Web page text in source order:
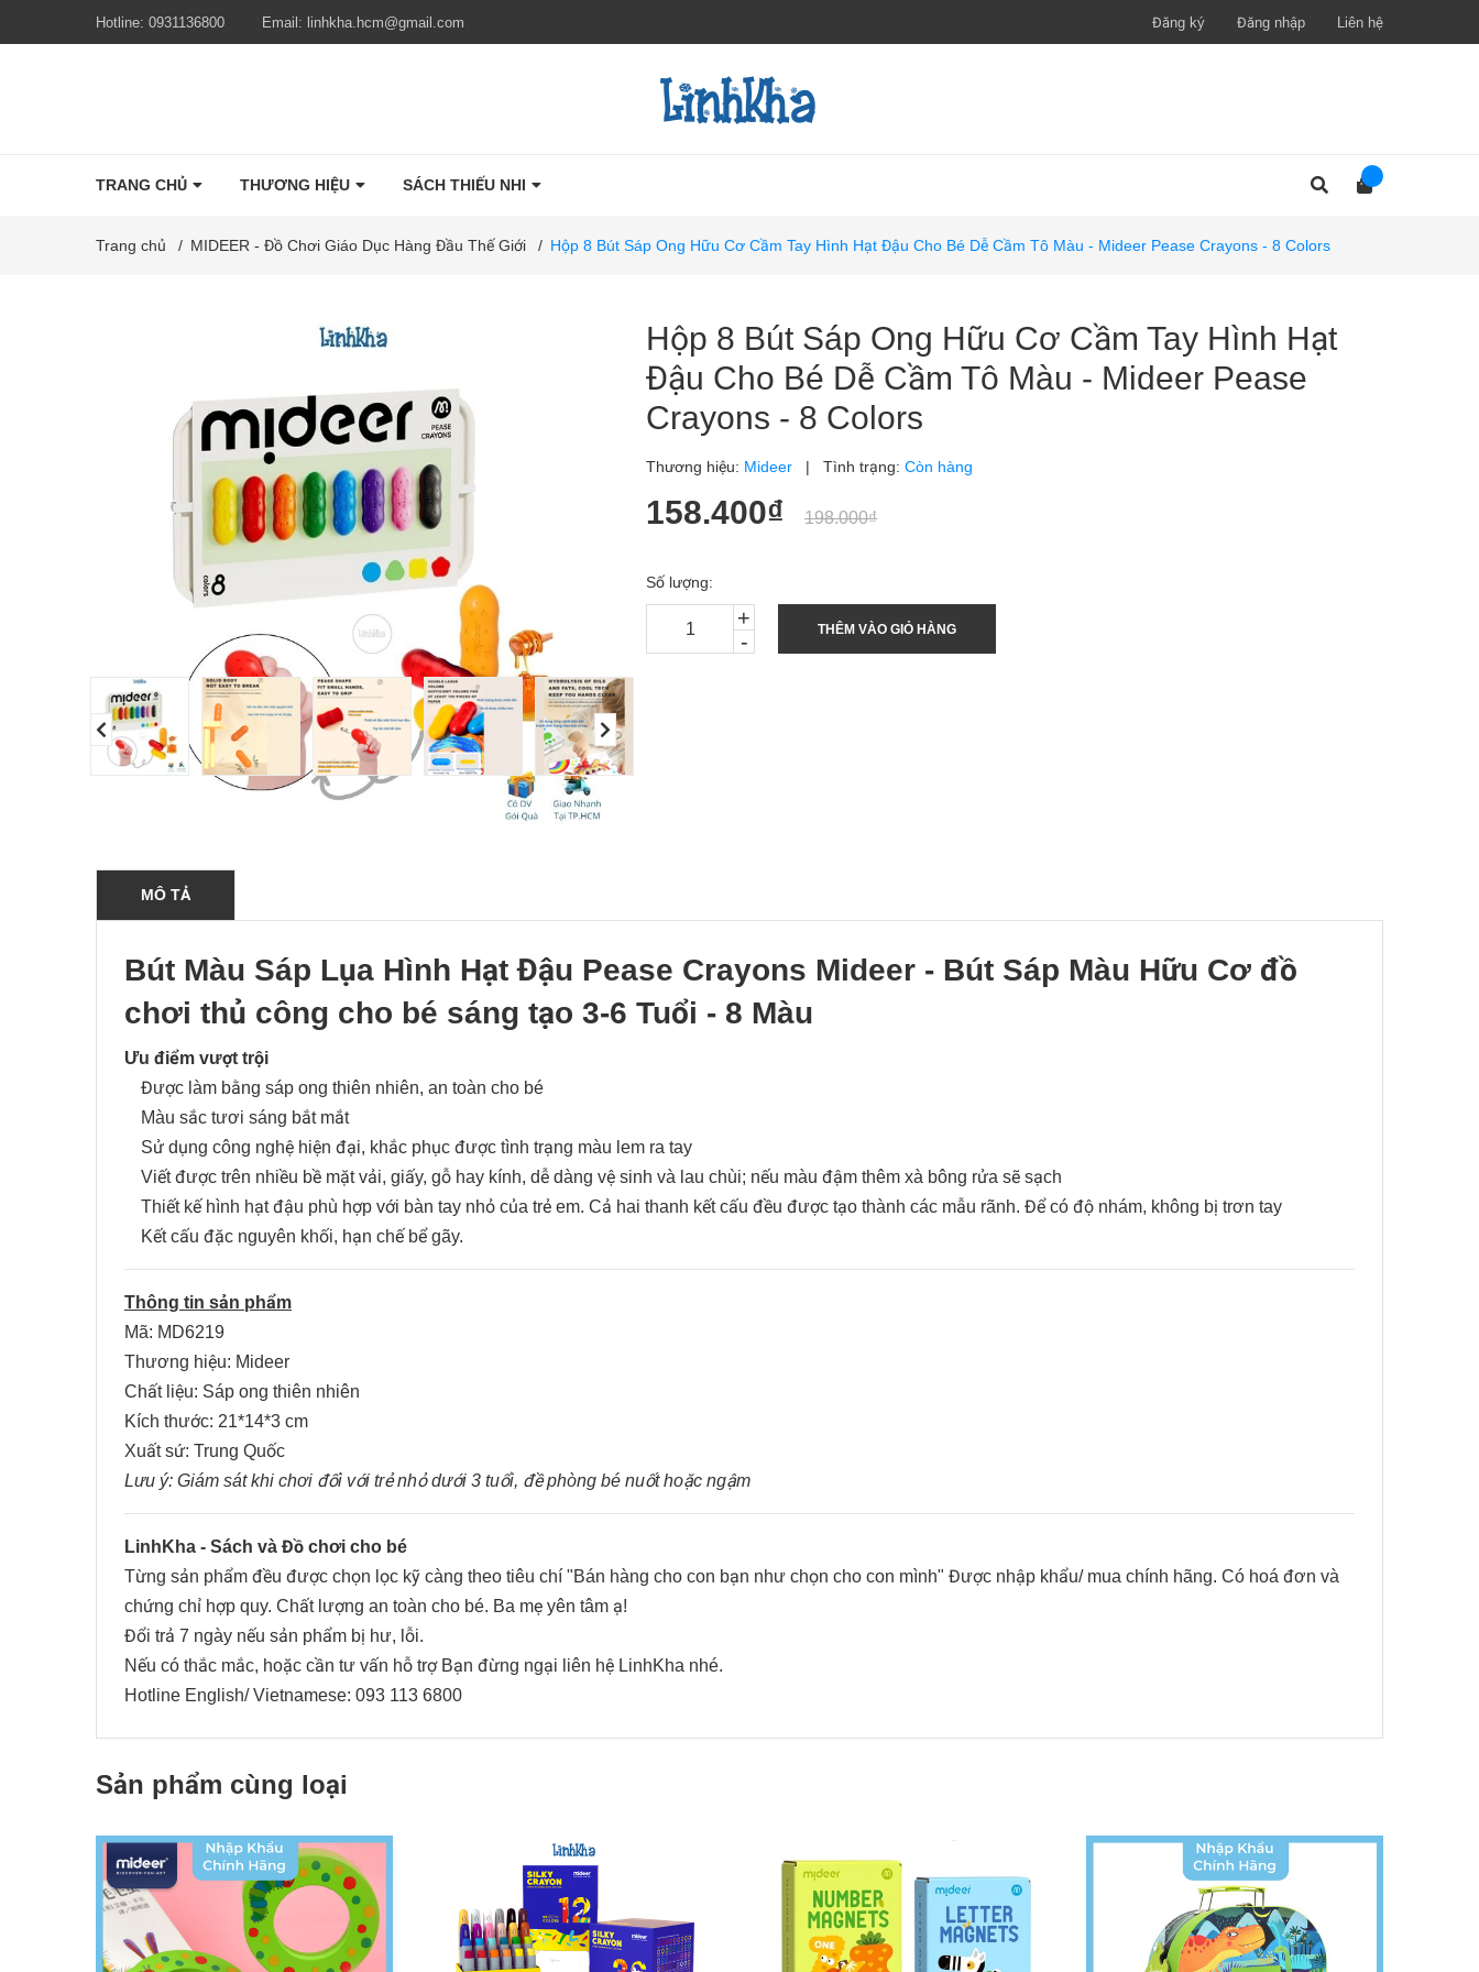
Hotline: 0931136800 Email: linhkha.hcm@gmail.com Đăng ký Đăng nhập Liên hệ
TRANG CHỦ THƯƠNG HIỆU SÁCH THIẾU NHI
Trang chủ / MIDEER - Đồ Chơi Giáo Dục Hàng Đầu Thế Giới / Hộp 8 Bút Sáp Ong Hữu Cơ Cầm Tay Hình Hạt Đậu Cho Bé Dễ Cầm Tô Màu - Mideer Pease Crayons - 8 Colors
Hộp 8 Bút Sáp Ong Hữu Cơ Cầm Tay Hình Hạt
Đậu Cho Bé Dễ Cầm Tô Màu - Mideer Pease
Crayons - 8 Colors
Thương hiệu: Mideer | Tình trạng: Còn hàng
158.400₫ 198.000₫
Số lượng:
-
+ THÊM VÀO GIỎ HÀNG
MÔ TẢ
Bút Màu Sáp Lụa Hình Hạt Đậu Pease Crayons Mideer - Bút Sáp Màu Hữu Cơ đồ
chơi thủ công cho bé sáng tạo 3-6 Tuổi - 8 Màu
Ưu điểm vượt trội
Được làm bằng sáp ong thiên nhiên, an toàn cho bé
Màu sắc tươi sáng bắt mắt
Sử dụng công nghệ hiện đại, khắc phục được tình trạng màu lem ra tay
Viết được trên nhiều bề mặt vải, giấy, gỗ hay kính, dễ dàng vệ sinh và lau chùi; nếu màu đậm thêm xà bông rửa sẽ sạch
Thiết kế hình hạt đậu phù hợp với bàn tay nhỏ của trẻ em. Cả hai thanh kết cấu đều được tạo thành các mẫu rãnh. Để có độ nhám, không bị trơn tay
Kết cấu đặc nguyên khối, hạn chế bể gãy.
Thông tin sản phẩm
Mã: MD6219
Thương hiệu: Mideer
Chất liệu: Sáp ong thiên nhiên
Kích thước: 21*14*3 cm
Xuất sứ: Trung Quốc
Lưu ý: Giám sát khi chơi đối với trẻ nhỏ dưới 3 tuổi, đề phòng bé nuốt hoặc ngậm
LinhKha - Sách và Đồ chơi cho bé
Từng sản phẩm đều được chọn lọc kỹ càng theo tiêu chí "Bán hàng cho con bạn như chọn cho con mình" Được nhập khẩu/ mua chính hãng. Có hoá đơn và
chứng chỉ hợp quy. Chất lượng an toàn cho bé. Ba mẹ yên tâm ạ!
Đổi trả 7 ngày nếu sản phẩm bị hư, lỗi.
Nếu có thắc mắc, hoặc cần tư vấn hỗ trợ Bạn đừng ngại liên hệ LinhKha nhé.
Hotline English/ Vietnamese: 093 113 6800
Sản phẩm cùng loại